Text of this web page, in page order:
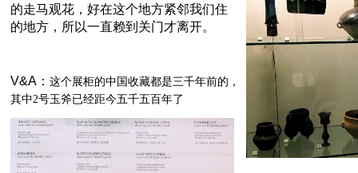
的走马观花，好在这个地方紧邻我们住
的地方，所以一直赖到关门才离开。
V&A： 这个展柜的中国收藏都是三千年前的，
其中2号玉斧已经距今五千五百年了